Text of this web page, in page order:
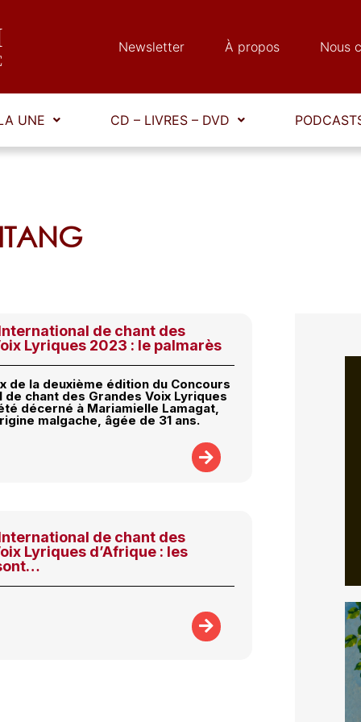
Newsletter À propos Nous
UNE CD – LIVRES – DVD
de chant des
Lyriques 2023 : le palmarès
de la deuxième édition du Concours
de chant des Grandes Voix Lyriques
décerné à Mariamielle Lamagat,
malgache, âgée de 31 ans.
de chant des
Lyriques d’Afrique : les